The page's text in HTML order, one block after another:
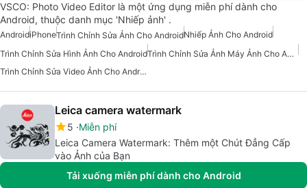
VSCO: Photo Video Editor là một ứng dụng miễn phí dành cho
Android, thuộc danh mục 'Nhiếp ảnh' .
AndroidiPhoneTrình Chỉnh Sửa Ảnh Cho AndroidNhiếp Ảnh Cho Android
Trình Chỉnh Sửa Hình Ảnh Cho Android
Trình Chỉnh Sửa Ảnh Máy Ảnh Cho Android
Trình Chỉnh Sửa Video Ảnh Cho Android
Leica camera watermark
5 Miễn phí
Leica Camera Watermark: Thêm một Chút Đẳng Cấp
vào Ảnh của Bạn
Tải xuống miễn phí dành cho Android